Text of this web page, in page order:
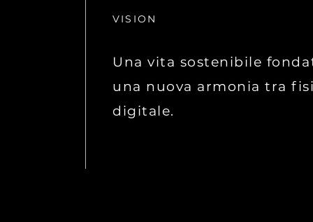
VISION
Una vita sostenibile
una nuova armonia tra
digitale.